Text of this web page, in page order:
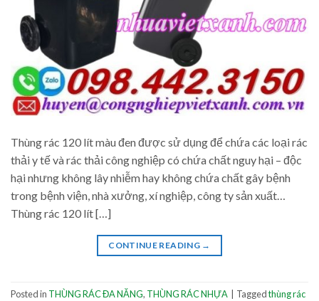
Thùng rác 120 lít màu đen được sử dụng để chứa các loại rác
thải y tế và rác thải công nghiệp có chứa chất nguy hại – độc
hại nhưng không lây nhiễm hay không chứa chất gây bệnh
trong bệnh viện, nhà xưởng, xí nghiệp, công ty sản xuất…
Thùng rác 120 lít […]
CONTINUE READING →
Posted in THÙNG RÁC ĐA NĂNG, THÙNG RÁC NHỰA Taggedthùng rác